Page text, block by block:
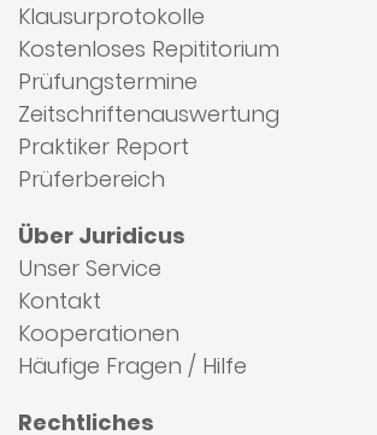
Klausurprotokolle
Kostenloses Repititorium
Prüfungstermine
Zeitschriftenauswertung
Praktiker Report
Prüferbereich
Über Juridicus
Unser Service
Kontakt
Kooperationen
Häufige Fragen / Hilfe
Rechtliches